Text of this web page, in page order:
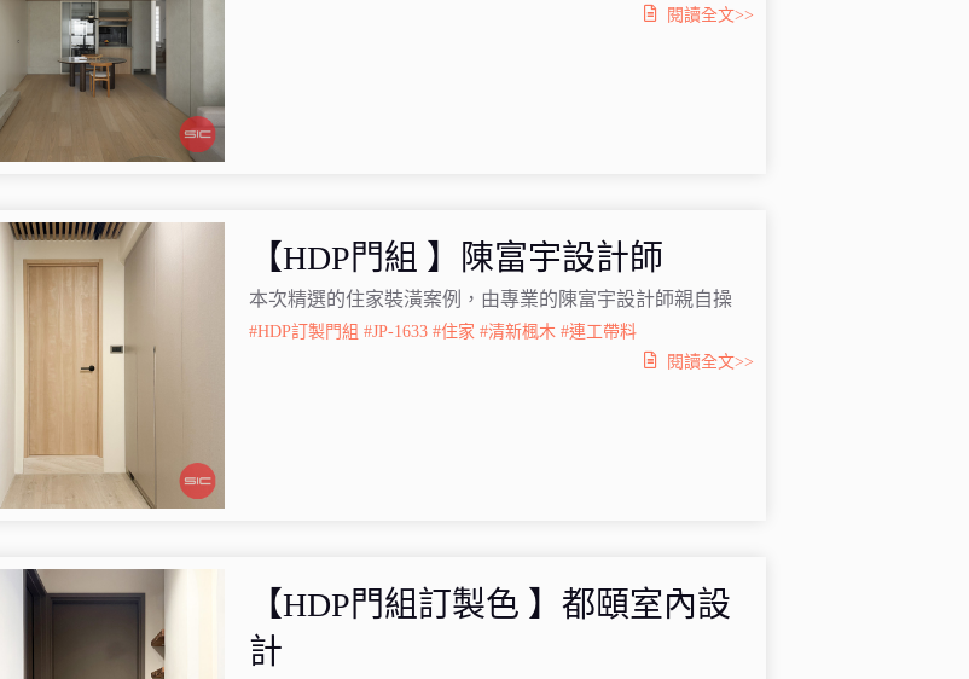
閱讀全文>>
【HDP門組 】陳富宇設計師
本次精選的住家裝潢案例，由專業的陳富宇設計師親自操
#HDP訂製門組 #JP-1633 #住家 #清新楓木 #連工帶料
閱讀全文>>
【HDP門組訂製色 】都頤室內設
計